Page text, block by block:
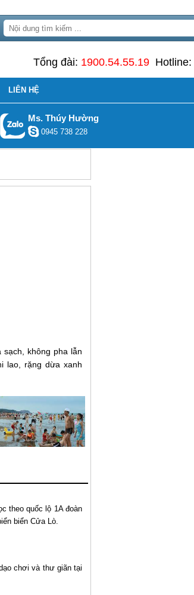
Tổng đài: 1900.54.55.19 Hotline:
LIÊN HỆ
Ms. Thúy Hường
0945 738 228
không pha lẫn
lao, rặng dừa xanh
theo quốc lộ 1A đoàn
biểnCửa Lò.
chơi và thư giãn tại